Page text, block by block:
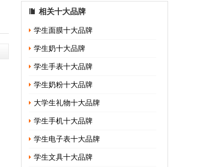
相关十大品牌
学生面膜十大品牌
学生奶十大品牌
学生手表十大品牌
学生奶粉十大品牌
大学生礼物十大品牌
学生手机十大品牌
学生电子表十大品牌
学生文具十大品牌